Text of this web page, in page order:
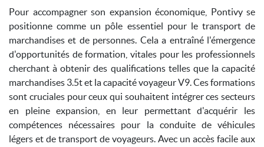
Pour accompagner son expansion économique, Pontivy se
positionne comme un pôle essentiel pour le transport de
marchandises et de personnes. Cela a entraîné l'émergence
d'opportunités de formation, vitales pour les professionnels
cherchant à obtenir des qualifications telles que la capacité
marchandises 3.5t et la capacité voyageur V9. Ces formations
sont cruciales pour ceux qui souhaitent intégrer ces secteurs
en pleine expansion, en leur permettant d'acquérir les
compétences nécessaires pour la conduite de véhicules
légers et de transport de voyageurs. Avec un accès facile aux